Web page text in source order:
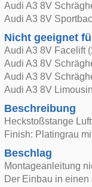
Audi A3 8V
Audi A3 8V
Nicht geeignet
Audi A3 8V Facelift
Audi A3 8V
Audi A3 8V
Audi A3 8V
Beschreibung
Heckstoßstange
Finish: Platingrau
Beschlag
Montageanleitung
Der Einbau in